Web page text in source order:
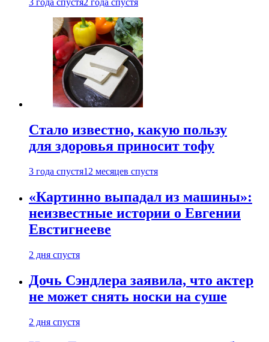
3 года спустя2 года спустя
Стало известно, какую пользу
для здоровья приносит тофу
3 года спустя12 месяцев спустя
«Картинно выпадал из машины»:
неизвестные истории о Евгении
Евстигнееве
2 дня спустя
Дочь Сэндлера заявила, что актер
не может снять носки на суше
2 дня спустя